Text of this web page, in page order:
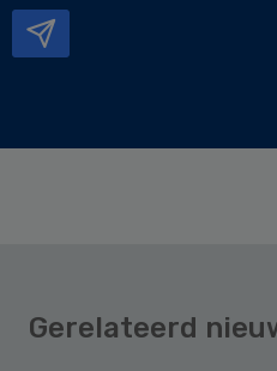
Gerelateerd